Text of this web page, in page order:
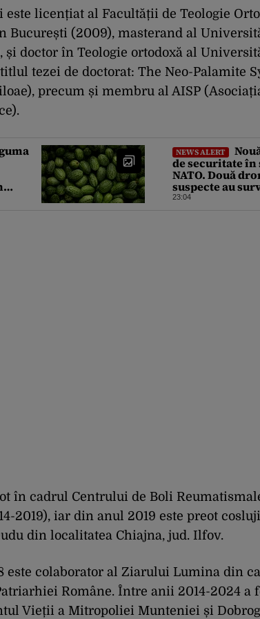
este licențiat al Facultății de Teologie
București (2009), masterand al
și doctor în Teologie ortodoxă al
tezei de doctorat: The Neo-Palamite
precum și membru al AISP
NEWS ALERT
de securitate în
NATO. Două
suspecte au
bază militară din
23:04
în cadrul Centrului de Boli
2019), iar din anul 2019 este preot
din localitatea Chiajna, jud. Ilfov.
este colaborator al Ziarului Lumina din
Române. Între anii 2014-2024 a
Vieții a Mitropoliei Munteniei și